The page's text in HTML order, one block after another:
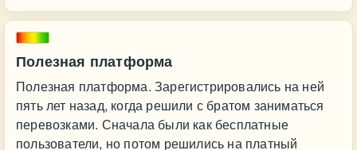
Полезная платформа
Полезная платформа. Зарегистрировались на ней
пять лет назад, когда решили с братом заниматься
перевозками. Сначала были как бесплатные
пользователи, но потом решились на платный